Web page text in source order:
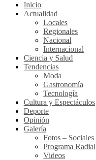
Inicio
Actualidad
Locales
Regionales
Nacional
Internacional
Ciencia y Salud
Tendencias
Moda
Gastronomía
Tecnología
Cultura y Espectáculos
Deporte
Opinión
Galería
Fotos – Sociales
Programa Radial
Videos